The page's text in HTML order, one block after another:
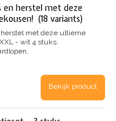
en herstel met deze
(18 variants)
herstel met deze ultieme
- wit 4 stuks.
En wil je tegelijkertijd
Onze hoogwaardige
in een handige
Bekijk product